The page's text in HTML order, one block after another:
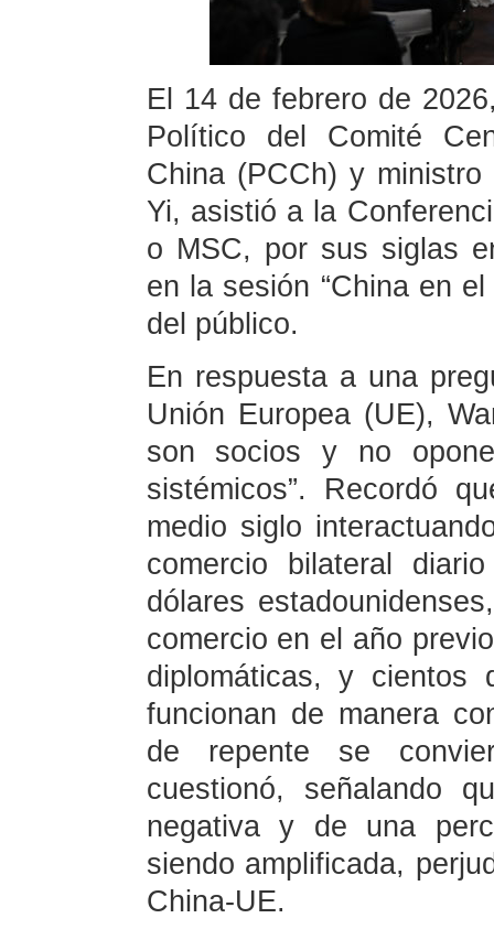
El 14 de febrero de
Político del Comité
China (PCCh) y
Yi, asistió a la
o MSC, por sus siglas
en la sesión “China en
del público.
En respuesta a una
Unión Europea (UE),
son socios y no
sistémicos”. Recordó
medio siglo
comercio bilateral
dólares
comercio en el año
diplomáticas, y cientos
funcionan de manera
de repente se
cuestionó, señalando
negativa y de una
siendo amplificada,
China-UE.